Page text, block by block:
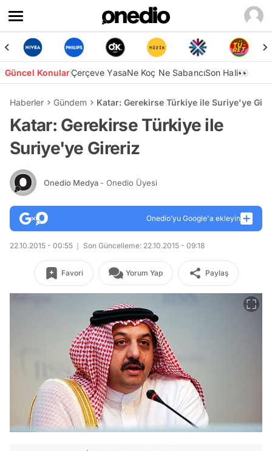
Güncel KonularÇerçeve YasaNe Koç Ne SabancıSon Hali👀
Haberler Gündem Katar: Gerekirse Türkiye ile Suriye'ye
Katar: Gerekirse Türkiye ile
Suriye'ye Gireriz
Onedio Medya - Onedio Üyesi
Onedio’yu Google'a ekleyin
22.10.2015 - 00:55 Son Güncelleme: 22.10.2015 - 09:18
Favori Yorum Yap Paylaş